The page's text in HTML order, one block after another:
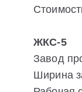
ЖКС-5
Завод
Ширина